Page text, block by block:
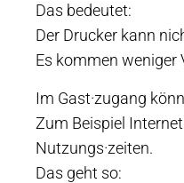
Das bedeutet:
Der Drucker kann
Es kommen
Im Gast·zugang
Zum Beispiel
Nutzungs·zeiten.
Das geht so: